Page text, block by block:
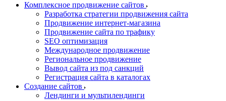
Комплексное продвижение сайтов
Разработка стратегии продвижения сайта
Продвижение интернет-магазина
Продвижение сайта по трафику
SEO оптимизация
Международное продвижение
Региональное продвижение
Вывод сайта из под санкций
Регистрация сайта в каталогах
Создание сайтов
Лендинги и мультилендинги